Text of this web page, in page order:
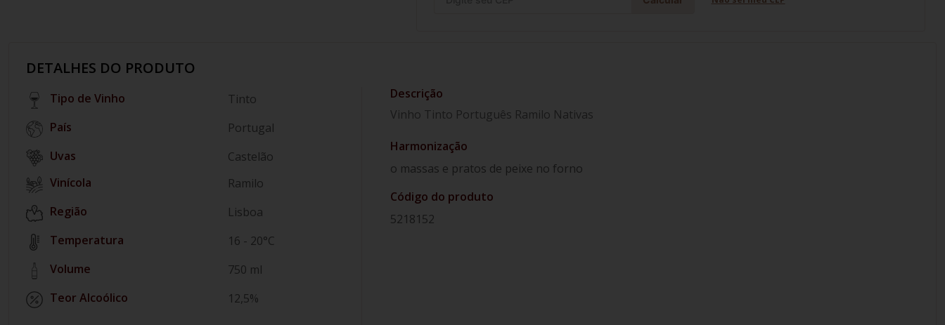
DETALHES DO PRODUTO
Tipo de Vinho
Tinto
País
Portugal
Castelão
Vinícola
Ramilo
Região
Lisboa
Temperatura
16 - 20°C
Volume
750 ml
Teor Alcoólico
12,5%
Vinho Tinto Português Ramilo Nativas
Harmonização
o massas e pratos de peixe no forno
Código do produto
5218152